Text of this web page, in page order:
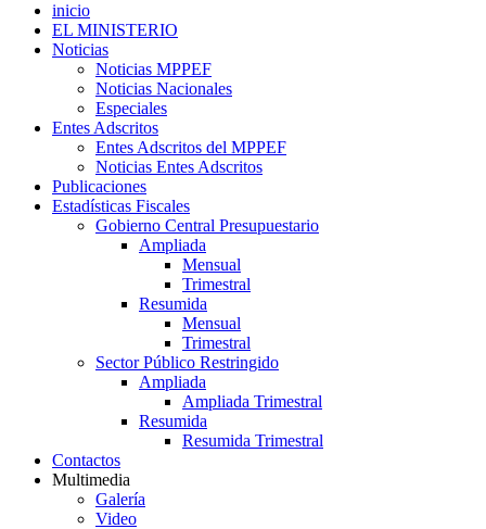
inicio
EL MINISTERIO
Noticias
Noticias MPPEF
Noticias Nacionales
Especiales
Entes Adscritos
Entes Adscritos del MPPEF
Noticias Entes Adscritos
Publicaciones
Estadísticas Fiscales
Gobierno Central Presupuestario
Ampliada
Mensual
Trimestral
Resumida
Mensual
Trimestral
Sector Público Restringido
Ampliada
Ampliada Trimestral
Resumida
Resumida Trimestral
Contactos
Multimedia
Galería
Video